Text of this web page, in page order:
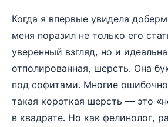
Когда я впервые увидела
меня поразил не только его
уверенный взгляд, но и
отполированная, шерсть. Она
под софитами. Многие
такая короткая шерсть — это
в квадрате. Но как фелинолог,